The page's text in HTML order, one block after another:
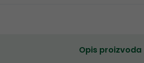
Opis proizvoda